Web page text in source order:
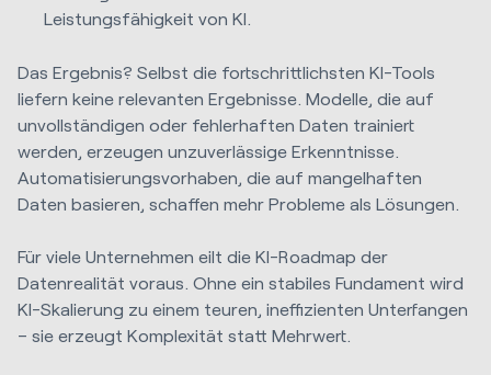
Leistungsfähigkeit von KI.
Das Ergebnis? Selbst die fortschrittlichsten KI-Tools
liefern keine relevanten Ergebnisse. Modelle, die auf
unvollständigen oder fehlerhaften Daten trainiert
werden, erzeugen unzuverlässige Erkenntnisse.
Automatisierungsvorhaben, die auf mangelhaften
Daten basieren, schaffen mehr Probleme als Lösungen.
Für viele Unternehmen eilt die KI-Roadmap der
Datenrealität voraus. Ohne ein stabiles Fundament wird
KI-Skalierung zu einem teuren, ineffizienten Unterfangen
– sie erzeugt Komplexität statt Mehrwert.